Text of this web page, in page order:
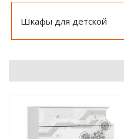
Шкафы для детской